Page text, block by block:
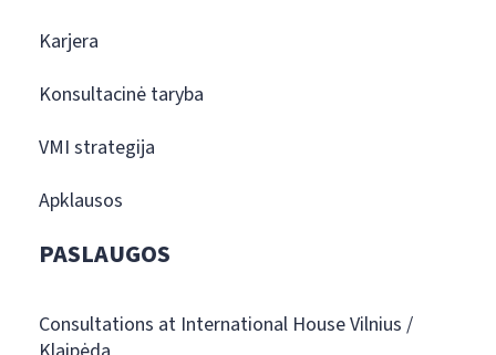
Karjera
Konsultacinė taryba
VMI strategija
Apklausos
PASLAUGOS
Consultations at International House Vilnius /